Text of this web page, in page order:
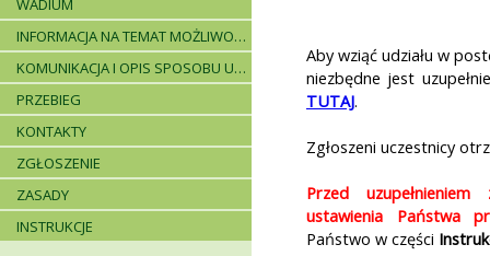
WADIUM
INFORMACJA NA TEMAT MOŻLIWOŚCI SKŁADANIA JEDNEJ OFERTY PRZEZ DWA LUB WIĘCEJ PODMIOTÓW ORAZ UCZESTNICTWA PODWYKONAWCÓW
KOMUNIKACJA I OPIS SPOSOBU UDZIELANIA WYJAŚNIEŃ
PRZEBIEG
KONTAKTY
ZGŁOSZENIE
ZASADY
INSTRUKCJE
Aby wziąć udziału w
niezbędne jest
TUTAJ.
Zgłoszeni uczestnicy
Przed
ustawienia Państwa
Państwo w części